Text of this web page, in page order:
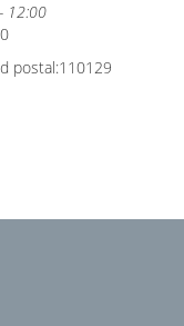
12:00
postal:110129